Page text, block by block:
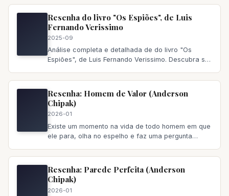
Resenha do livro "Os Espiões", de Luis
Fernando Verissimo
2025-09
Análise completa e detalhada de do livro "Os
Espiões", de Luis Fernando Verissimo. Descubra se
Resenha: Homem de Valor (Anderson
Chipak)
2026-01
Existe um momento na vida de todo homem em que
ele para, olha no espelho e faz uma pergunta
Resenha: Parede Perfeita (Anderson
Chipak)
2026-01